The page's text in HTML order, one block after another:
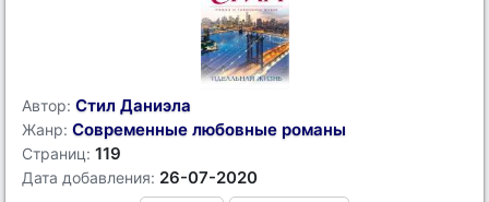
Автор: Стил Даниэла
Жанр: Современные любовные романы
Страниц: 119
Дата добавления: 26-07-2020